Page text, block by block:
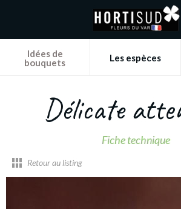
Idées de
bouquets
Les espèces
Délicate
Fiche technique
Retour au listing